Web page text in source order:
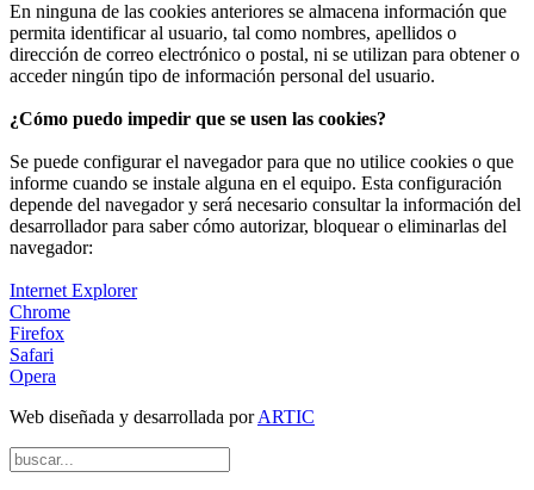
En ninguna de las cookies anteriores se almacena información que
permita identificar al usuario, tal como nombres, apellidos o
dirección de correo electrónico o postal, ni se utilizan para obtener o
acceder ningún tipo de información personal del usuario.
¿Cómo puedo impedir que se usen las cookies?
Se puede configurar el navegador para que no utilice cookies o que
informe cuando se instale alguna en el equipo. Esta configuración
depende del navegador y será necesario consultar la información del
desarrollador para saber cómo autorizar, bloquear o eliminarlas del
navegador:
Internet Explorer
Chrome
Firefox
Safari
Opera
Web diseñada y desarrollada porARTIC